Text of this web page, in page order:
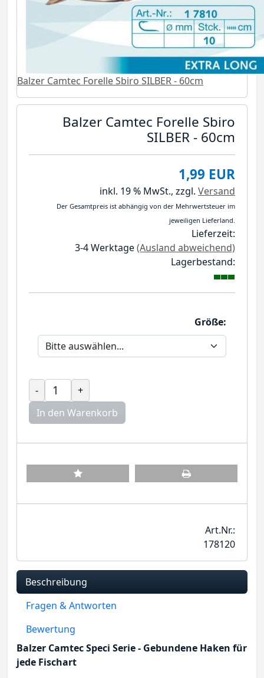
Balzer Camtec Forelle Sbiro SILBER - 60cm
Balzer Camtec Forelle Sbiro
SILBER - 60cm
1,99 EUR
inkl. 19 % MwSt., zzgl. Versand
Der Gesamtpreis ist abhängig von der Mehrwertsteuer im
jeweiligen Lieferland.
Lieferzeit:
3-4 Werktage(Ausland abweichend)
Lagerbestand:
Größe:
-
+
In den Warenkorb
Art.Nr.:
178120
Beschreibung
Fragen & Antworten
Bewertung
Balzer Camtec Speci Serie - Gebundene Haken für
jede Fischart